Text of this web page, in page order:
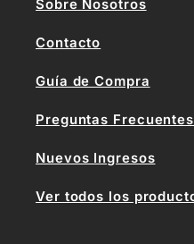
Sobre Nosotros
Contacto
Guía de Compra
Preguntas Frecuentes
Nuevos Ingresos
Ver todos los